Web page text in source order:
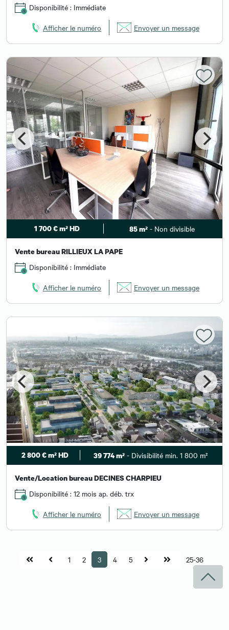
Disponibilité : Immédiate
Afficher le numéro Envoyer un message
1 700 € m² HD 85 m² - Non divisible
Vente bureau RILLIEUX LA PAPE
Disponibilité : Immédiate
Afficher le numéro Envoyer un message
2 800 € m² HD 39 774 m²- Divisibilité min. 1 800 m²
Vente/Location bureau DECINES CHARPIEU
Disponibilité : 12 mois ap. déb. trx
Afficher le numéro Envoyer un message
1 2 3 4 5 25-36